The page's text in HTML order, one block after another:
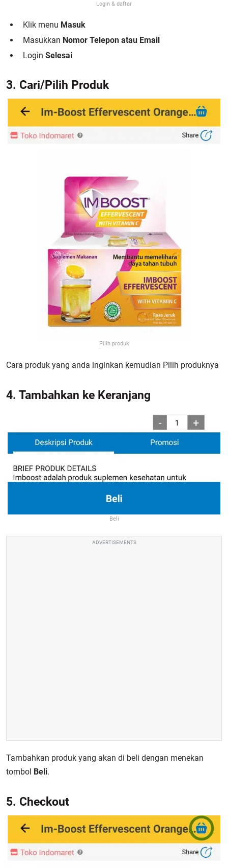
Login & daftar
Klik menu Masuk
Masukkan Nomor Telepon atau Email
Login Selesai
3. Cari/Pilih Produk
Pilih produk
Cara produk yang anda inginkan kemudian Pilih produknya
4. Tambahkan ke Keranjang
Beli
ADVERTISEMENTS
Tambahkan produk yang akan di beli dengan menekan
tombol Beli.
5. Checkout